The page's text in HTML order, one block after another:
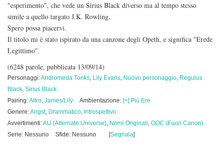
"esperimento", che vede un Sirius Black diverso ma al tempo stesso
simile a quello targato J.K. Rowling.
Spero possa piacervi.
Il titolo mi è stato ispirato da una canzone degli Opeth, e significa "Erede
Legittimo".
(6248 parole, pubblicata 13/09/14)
Personaggi:Andromeda Tonks, Lily Evans, Nuovo personaggio, Regulus
Black, Sirius Black
Pairing:Altro, James/Lily Ambientazione: [+] Più Ere
Genere:Angst, Drammatico, Introspettivo
Avvertimenti:AU (Alternate Universe), Nomi Originali, OOC (Fuori Canon)
Serie: Nessuno
Sfide: Nessuno [Segnala]